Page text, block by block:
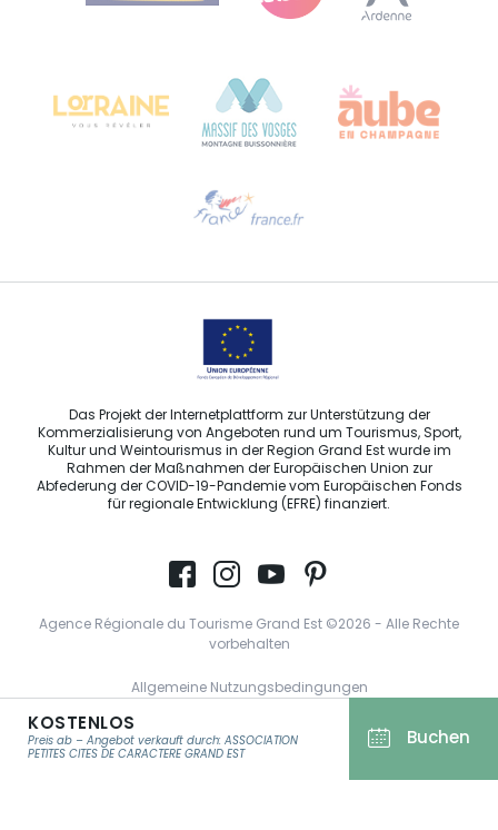
KOSTENLOS
Preis ab – Angebot verkauft durch: ASSOCIATION
PETITES CITES DE CARACTERE GRAND EST
Buchen
Bureau de Colmar (Hauptverwaltung)
Sprechen Sie uns per E-Mail an
Das Projekt der Internetplattform zur Unterstützung der
Kommerzialisierung von Angeboten rund um Tourismus, Sport,
Kultur und Weintourismus in der Region Grand Est wurde im
Rahmen der Maßnahmen der Europäischen Union zur
Abfederung der COVID-19-Pandemie vom Europäischen Fonds
für regionale Entwicklung (EFRE) finanziert.
Agence Régionale du Tourisme Grand Est ©2026 - Alle Rechte
vorbehalten
Allgemeine Nutzungsbedingungen
Impressum und rechtliche Hinweise
Datenschutzbestimmungen